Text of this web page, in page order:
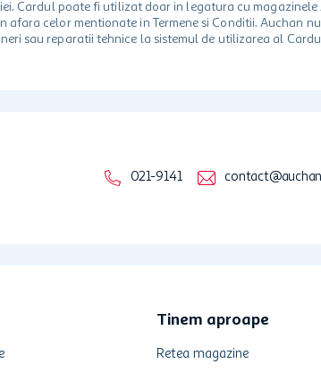
Cardul poate fi utilizat doar in legatura cu
celor mentionate in Termene si Conditii. Auchan
sau reparatii tehnice la sistemul de utilizarea al
021-9141
Tinem aproape
Retea magazine